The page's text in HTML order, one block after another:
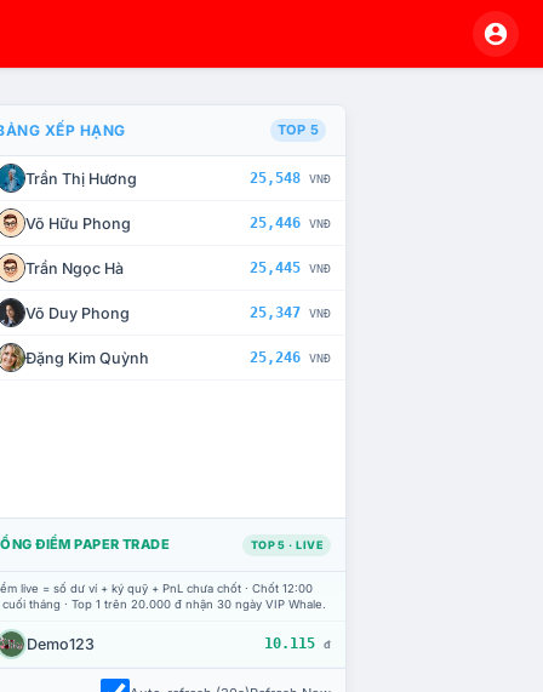
CHẾ TÀI XỬ LÝ VI PHẠM
XẾP HẠNG TOP 5
Trần Thị Hương 25,548 VNĐ
Võ Hữu Phong 25,446 VNĐ
Trần Ngọc Hà 25,445 VNĐ
Võ Duy Phong 25,347 VNĐ
Đặng Kim Quỳnh 25,246 VNĐ
ĐIỂM PAPER TRADE TOP 5 · LIVE
live = số dư ví + ký quỹ + PnL chưa chốt · Chốt 12:00
tháng · Top 1 trên 20.000 đ nhận 30 ngày VIP Whale.
Demo123 10.115 đ